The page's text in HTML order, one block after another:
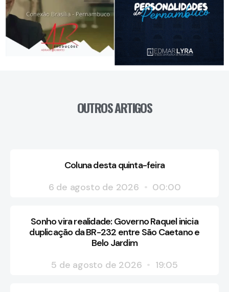
OUTROS ARTIGOS
Coluna desta quinta-feira
6 de agosto de 2026
00:00
Sonho vira realidade: Governo Raquel inicia
duplicação da BR-232 entre São Caetano e
Belo Jardim
5 de agosto de 2026
19:05